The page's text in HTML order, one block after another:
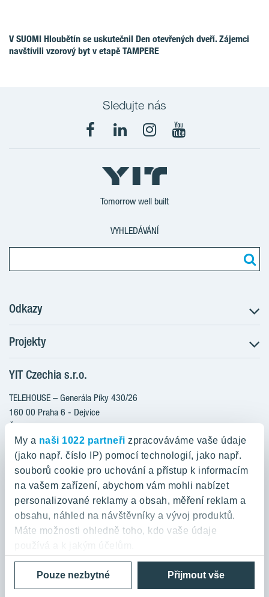
My a naši 1022 partneři zpracováváme vaše údaje
(jako např. číslo IP) pomocí technologií, jako např.
souborů cookie pro uchování a přístup k informacím
na vašem zařízení, abychom vám mohli nabízet
personalizované reklamy a obsah, měření reklam a
obsahu, náhled na návštěvníky a vývoj produktů.
Máte možnosti ohledně toho, kdo vaše údaje
Pokud to povolíte, rádi bychom také:Přijmout vše
Pouze nezbytné
V SUOMI Hloubětín se uskutečnil Den otevřených dveří. Zájemci
navštívili vzorový byt v etapě TAMPERE
Sledujte nás
Tomorrow well built
VYHLEDÁVÁNÍ
Odkazy
Postup koupě
Klientské změny
Aktuality
Blog
Kariéra
O nás
YIT PLUS
Projekty
RANTA Barrandov III
RANTA Barrandov IV
TOIVO Roztyly II
KALEVALA
VIRTA Kladno
KATTILA Kamýk
ROSALA
YIT Czechia s.r.o.
TELEHOUSE – Generála Píky 430/26
160 00 Praha 6 - Dejvice
Česká republika
800 200 666
domov@yit.cz
Telefon na centrální recepci:
+420 224 318 261
Zásady ochrany osobních údajů a Podmínky použití
Cookies